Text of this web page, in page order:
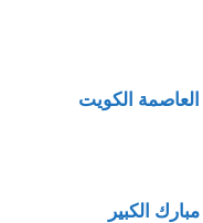
الكويت
الكبير